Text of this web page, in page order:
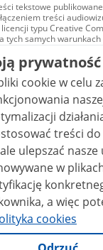
tekstowe
treści
licencji typu Creative
tych samych warunkach
audiowizualne, w
i wideo, są
Commons: uznanie
- bez utworów
ND 4.0), o ile nie jest to
prywatność
cookie w celu
działania strony.
treści
nasze usługi.
w
a więc
cookies